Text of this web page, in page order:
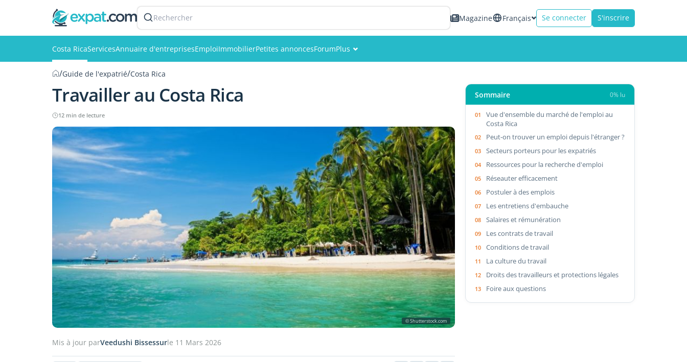
Rechercher Magazine Français Se connecter S'inscrire
Costa RicaServicesAnnuaire d'entreprisesEmploiImmobilierPetites annoncesForumPlus
/Guide de l'expatrié/Costa Rica
Travailler au Costa Rica
12 min de lecture
© Shutterstock.com
Mis à jour parVeedushi Bissessurle 11 Mars 2026
Sommaire 0% lu
Vue d'ensemble du marché de l'emploi au
Costa Rica
Peut-on trouver un emploi depuis l'étranger ?
Secteurs porteurs pour les expatriés
Ressources pour la recherche d'emploi
Réseauter efficacement
Postuler à des emplois
Les entretiens d'embauche
Salaires et rémunération
Les contrats de travail
Conditions de travail
La culture du travail
Droits des travailleurs et protections légales
Foire aux questions